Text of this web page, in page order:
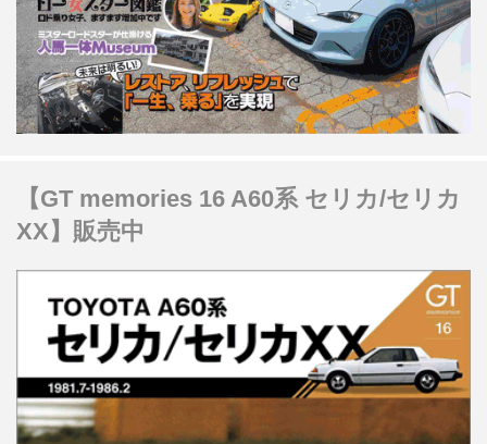
【GT memories 16 A60系 セリカ/セリカ
XX】販売中